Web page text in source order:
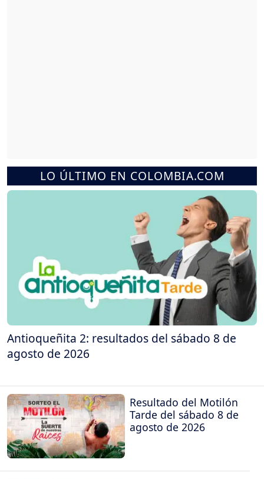
LO ÚLTIMO EN COLOMBIA.COM
Antioqueñita 2: resultados del sábado 8 de
agosto de 2026
Resultado del Motilón
Tarde del sábado 8 de
agosto de 2026